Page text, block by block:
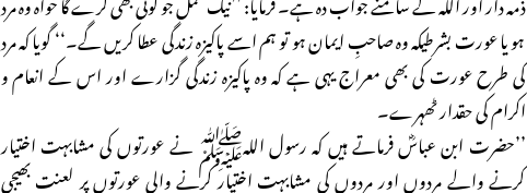
ہو یا عورت بشرطیکہ وہ صاحبِ ایمان ہو تو ہم اسے پاکیزہ زندگی عطا کریں گے۔‘‘ گویا کہ مرد
کی طرح عورت کی بھی معراج یہی ہے کہ وہ پاکیزہ زندگی گزارے اور اس کے انعام و
اکرام کی حقدار ٹھہرے۔
’’حضرت ابن عباسؓ فرماتے ہیں کہ رسول اللہﷺ نے عورتوں کی مشابہت اختیار
کرنے والے مردوں اور مردوں کی مشابہت اختیار کرنے والی عورتوں پر لعنت بھیجی